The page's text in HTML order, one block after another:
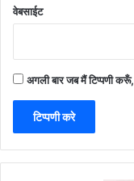
वेबसाईट
अगली बार जब मैं टिप्पणी